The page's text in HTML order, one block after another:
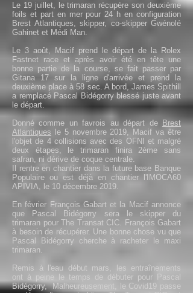
Le 19 juillet, le trimaran récupère son deuxième
foils et part en mer pour 24 h en configuration
Brest Atlantiques, skipper, co-skipper Gwénolé
Gahinet et Médi Man.
Le 3 août, Macif prend le départ de la Rolex
Fastnet race et après avoir été en tête une
bonne partie de la course, se fait passer par
Gitana 17 sur la ligne d'arrivée et prend la
deuxième place à 58 sec. A bord, James Spithill
a remplacé Pascal Bidégorry blessé juste avant
le départ.
Donné comme un favrois au départ de Brest
Atlantiques le 5 novembre 2019, Macif va être
l'objet de 4 collisions avec des OFNI et malgré
deux étapes, le trimaran finira 2ème sans
safran, ni dérive de coque centrale.
Il rentre en chantier dans la future base Banque
Populaire ou est déjà en chantier l'IMOCA60
APIVIA, le 10 décembre 2019.
En février François Gabart et la Macif annonce
que Pascal Bidégorry sera le skipper du
trimaran pour The Transat CIC. François Gabart
à besoin de récupérer. Une bonne chose vu que
Pascal Bidégorry cherche à racheter le maxi
trimaran.
Remis à l'eau début mars, les entraînements
ont à peine le temps de débuter pour Pascal
Bidégorry, Malheureusement, le Covid19 passe